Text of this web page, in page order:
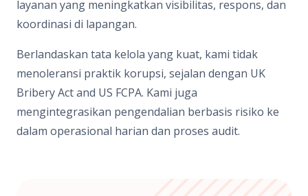
layanan yang meningkatkan visibilitas, respons, dan
koordinasi di lapangan.
Berlandaskan tata kelola yang kuat, kami tidak
menoleransi praktik korupsi, sejalan dengan UK
Bribery Act and US FCPA. Kami juga
mengintegrasikan pengendalian berbasis risiko ke
dalam operasional harian dan proses audit.